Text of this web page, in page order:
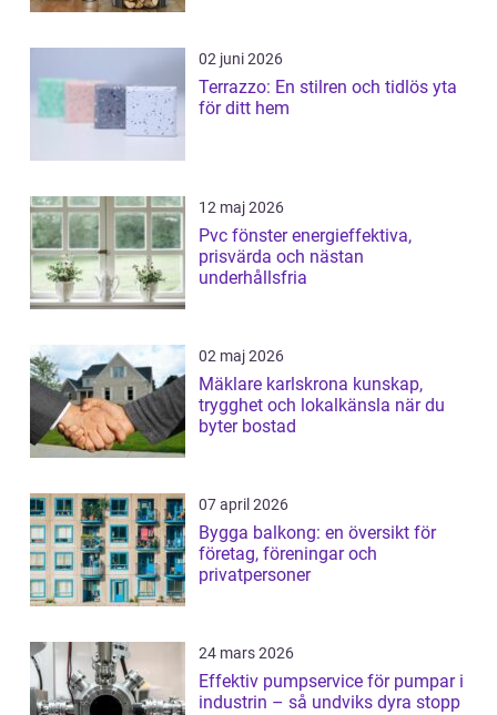
02 juni 2026
Terrazzo: En stilren och tidlös yta
för ditt hem
12 maj 2026
Pvc fönster energieffektiva,
prisvärda och nästan
underhållsfria
02 maj 2026
Mäklare karlskrona kunskap,
trygghet och lokalkänsla när du
byter bostad
07 april 2026
Bygga balkong: en översikt för
företag, föreningar och
privatpersoner
24 mars 2026
Effektiv pumpservice för pumpar i
industrin – så undviks dyra stopp